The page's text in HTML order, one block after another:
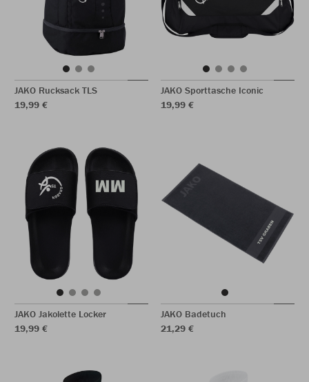
JAKO Rucksack TLS
19,99 €
JAKO Sporttasche Iconic
19,99 €
JAKO Jakolette Locker
19,99 €
JAKO Badetuch
21,29 €